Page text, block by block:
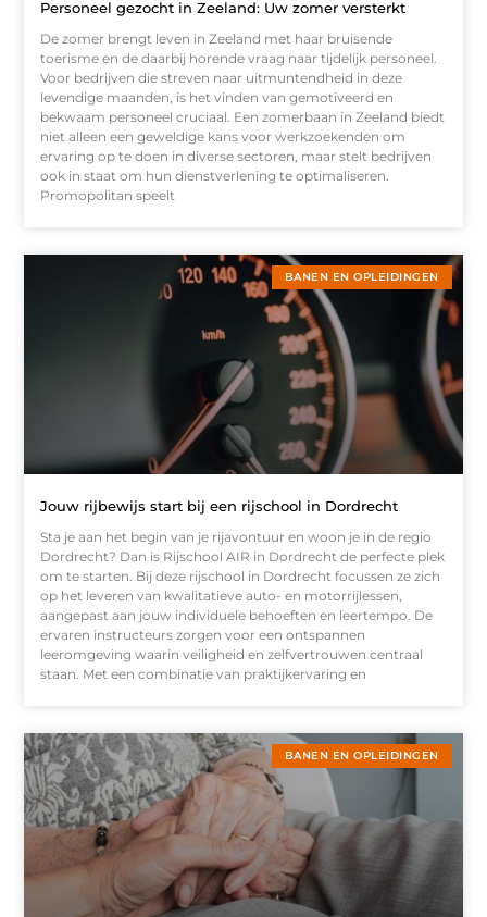
Personeel gezocht in Zeeland: Uw zomer versterkt
De zomer brengt leven in Zeeland met haar bruisende
toerisme en de daarbij horende vraag naar tijdelijk personeel.
Voor bedrijven die streven naar uitmuntendheid in deze
levendige maanden, is het vinden van gemotiveerd en
bekwaam personeel cruciaal. Een zomerbaan in Zeeland biedt
niet alleen een geweldige kans voor werkzoekenden om
ervaring op te doen in diverse sectoren, maar stelt bedrijven
ook in staat om hun dienstverlening te optimaliseren.
Promopolitan speelt
BANEN EN OPLEIDINGEN
Jouw rijbewijs start bij een rijschool in Dordrecht
Sta je aan het begin van je rijavontuur en woon je in de regio
Dordrecht? Dan is Rijschool AIR in Dordrecht de perfecte plek
om te starten. Bij deze rijschool in Dordrecht focussen ze zich
op het leveren van kwalitatieve auto- en motorrijlessen,
aangepast aan jouw individuele behoeften en leertempo. De
ervaren instructeurs zorgen voor een ontspannen
leeromgeving waarin veiligheid en zelfvertrouwen centraal
staan. Met een combinatie van praktijkervaring en
BANEN EN OPLEIDINGEN